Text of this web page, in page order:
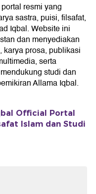
resmi yang
sastra, puisi, filsafat,
Iqbal. Website ini
dan menyediakan
prosa, publikasi
serta
studi dan
Allama Iqbal.
Official Portal
Islam dan Studi